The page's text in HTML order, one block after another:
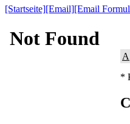
[Startseite][Email][Email
A
*